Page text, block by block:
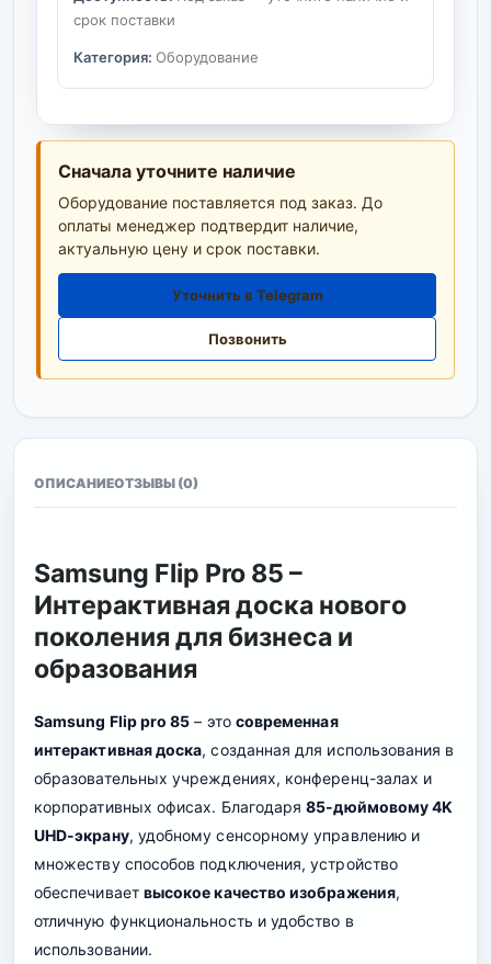
срок поставки
Категория: Оборудование
Сначала уточните наличие
Оборудование поставляется под заказ. До
оплаты менеджер подтвердит наличие,
актуальную цену и срок поставки.
Уточнить в Telegram
Позвонить
ОПИСАНИЕОТЗЫВЫ (0)
Samsung Flip Pro 85 –
Интерактивная доска нового
поколения для бизнеса и
образования
Samsung Flip pro 85 – это современная
интерактивная доска, созданная для использования в
образовательных учреждениях, конференц-залах и
корпоративных офисах. Благодаря85-дюймовому 4K
UHD-экрану, удобному сенсорному управлению и
множеству способов подключения, устройство
обеспечивает высокое качество изображения,
отличную функциональность и удобство в
использовании.